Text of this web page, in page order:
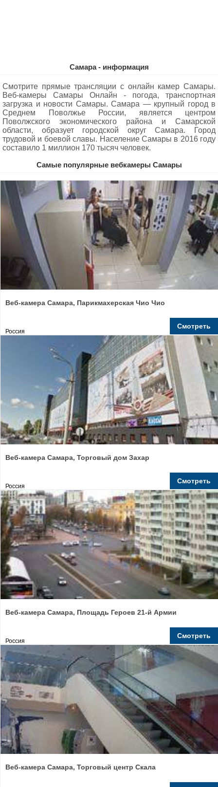
Самара - информация
Смотрите прямые трансляции с онлайн камер Самары.
Веб-камеры Самары Oнлайн - погода, транспортная
загрузка и новости Самары. Самара — крупный город в
Среднем Поволжье России, является центром
Поволжского экономического района и Самарской
области, образует городской округ Самара. Город
трудовой и боевой славы. Население Самары в 2016 году
составило 1 миллион 170 тысяч человек.
Самые популярные вебкамеры Самары
Веб-камера Самара, Парикмахерская Чио Чио
Россия
Смотреть
Веб-камера Самара, Торговый дом Захар
Россия
Смотреть
Веб-камера Самара, Площадь Героев 21-й Армии
Россия
Смотреть
Веб-камера Самара, Торговый центр Скала